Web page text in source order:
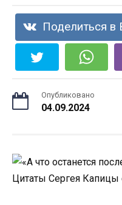
Поделиться в
Опубликовано
04.09.2024